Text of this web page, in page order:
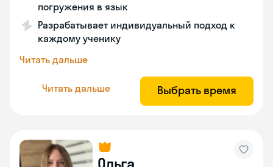
погружения в язык
Разрабатывает индивидуальный подход к
каждому ученику
Читать дальше
Читать дальше Выбрать время
Ольга